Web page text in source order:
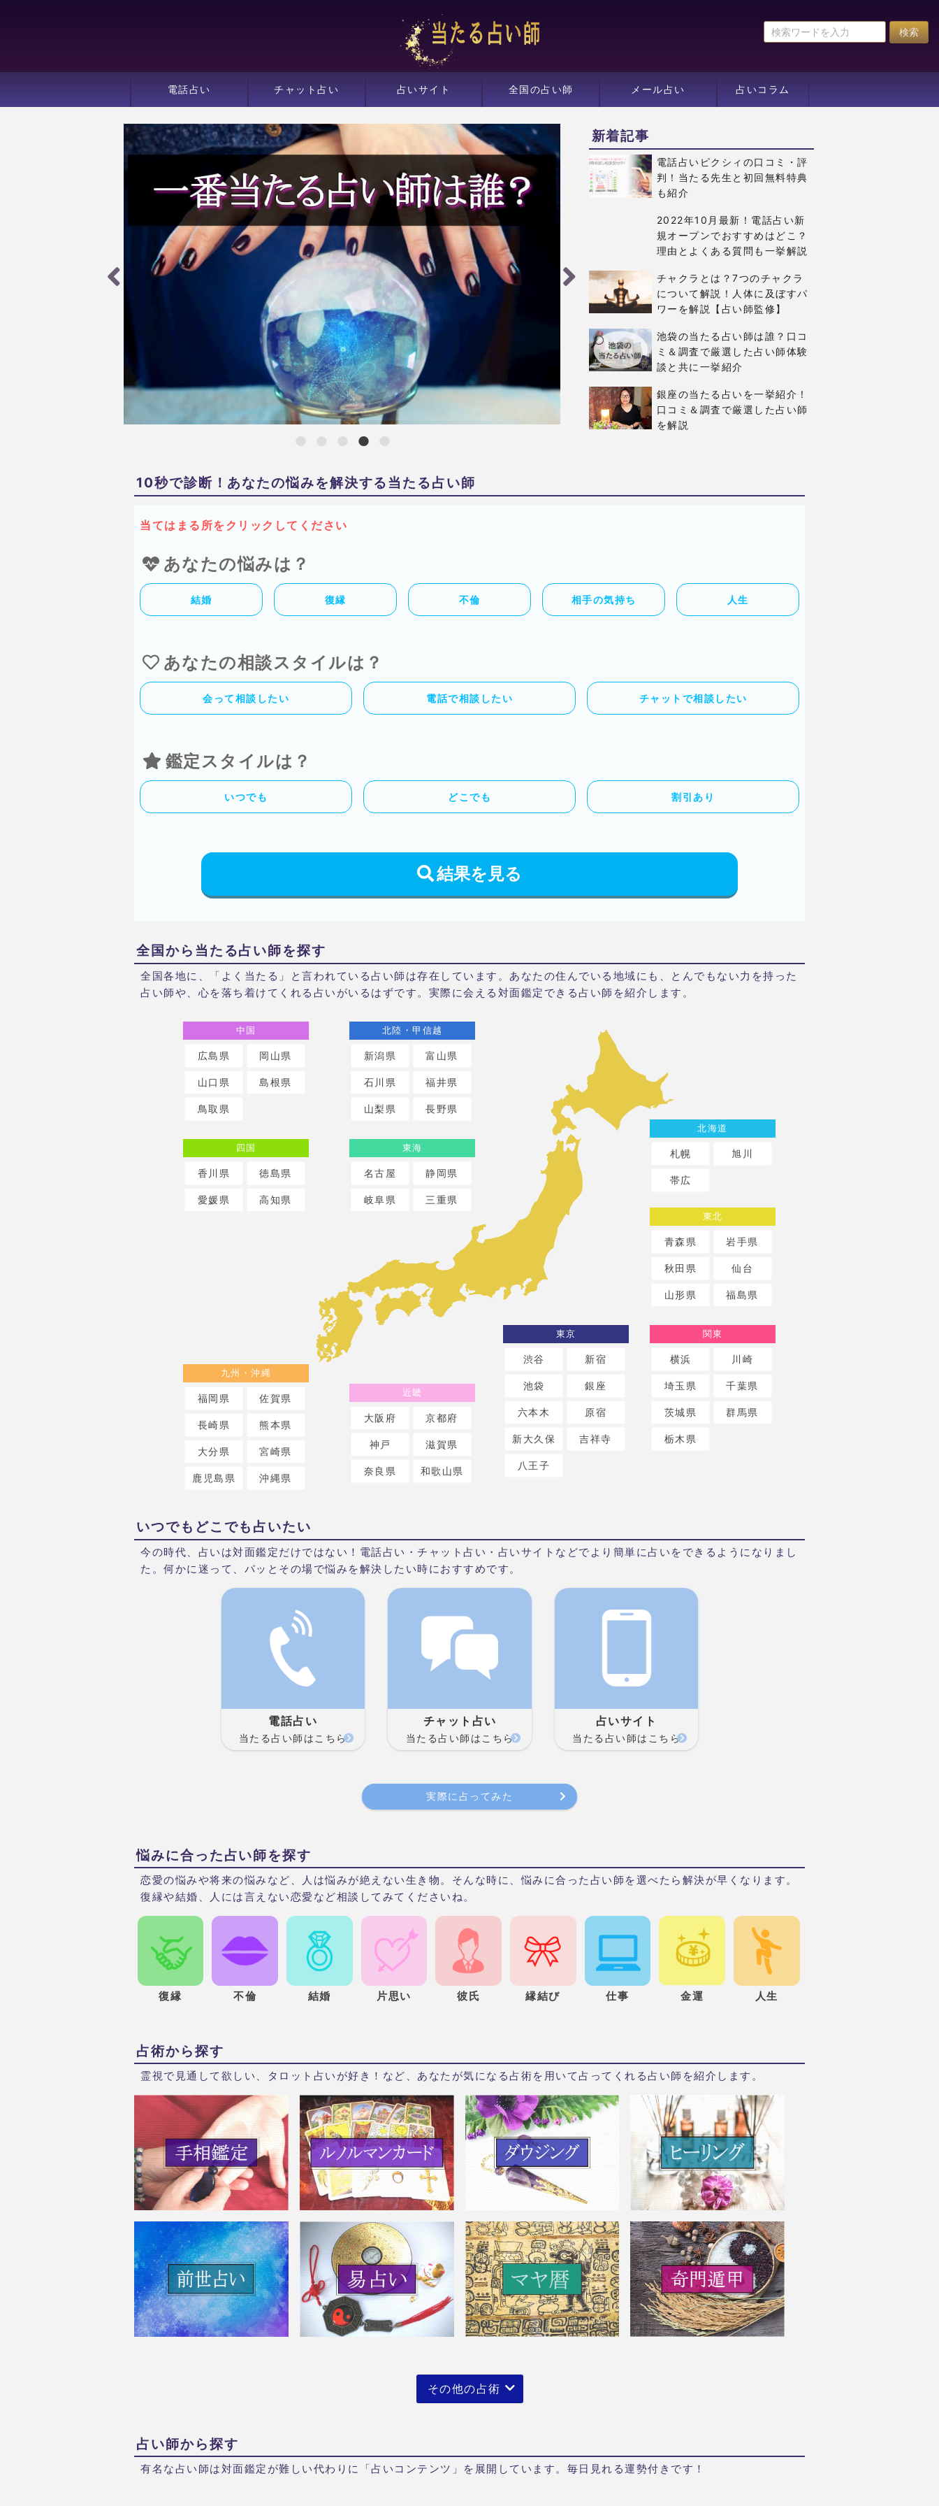
電話占い チャット占い 占いサイト 全国の占い師 メール占い 占いコラム
新着記事
電話占いピクシィの口コミ・評
判！当たる先生と初回無料特典
も紹介
2022年10月最新！電話占い新
規オープンでおすすめはどこ？
理由とよくある質問も一挙解説
チャクラとは？7つのチャクラ
について解説！人体に及ぼすパ
ワーを解説【占い師監修】
池袋の当たる占い師は誰？口コ
ミ＆調査で厳選した占い師体験
談と共に一挙紹介
銀座の当たる占いを一挙紹介！
口コミ＆調査で厳選した占い師
を解説
10秒で診断！あなたの悩みを解決する当たる占い師
当てはまる所をクリックしてください
あなたの悩みは？
結婚 復縁 不倫 相手の気持ち 人生
あなたの相談スタイルは？
会って相談したい 電話で相談したい チャットで相談したい
鑑定スタイルは？
いつでも どこでも 割引あり
結果を見る
全国から当たる占い師を探す
全国各地に、「よく当たる」と言われている占い師は存在しています。あなたの住んでいる地域にも、とんでもない力を持った
占い師や、心を落ち着けてくれる占いがいるはずです。実際に会える対面鑑定できる占い師を紹介します。
北海道
札幌 旭川
帯広
東北
青森県 岩手県
秋田県 仙台
山形県 福島県
北陸・甲信越
新潟県 富山県
石川県 福井県
山梨県 長野県
関東
横浜 川崎
埼玉県 千葉県
茨城県 群馬県
栃木県
東京
渋谷 新宿
池袋 銀座
六本木 原宿
新大久保 吉祥寺
八王子
東海
名古屋 静岡県
岐阜県 三重県
近畿
大阪府 京都府
神戸 滋賀県
奈良県 和歌山県
中国
広島県 岡山県
山口県 島根県
鳥取県
四国
香川県 徳島県
愛媛県 高知県
九州・沖縄
福岡県 佐賀県
長崎県 熊本県
大分県 宮崎県
鹿児島県 沖縄県
いつでもどこでも占いたい
今の時代、占いは対面鑑定だけではない！電話占い・チャット占い・占いサイトなどでより簡単に占いをできるようになりまし
た。何かに迷って、パッとその場で悩みを解決したい時におすすめです。
電話占い
当たる占い師はこちら
チャット占い
当たる占い師はこちら
占いサイト
当たる占い師はこちら
実際に占ってみた
悩みに合った占い師を探す
恋愛の悩みや将来の悩みなど、人は悩みが絶えない生き物。そんな時に、悩みに合った占い師を選べたら解決が早くなります。
復縁や結婚、人には言えない恋愛など相談してみてくださいね。
復縁 不倫 結婚 片思い 彼氏 縁結び 仕事 金運 人生
占術から探す
霊視で見通して欲しい、タロット占いが好き！など、あなたが気になる占術を用いて占ってくれる占い師を紹介します。
その他の占術
占い師から探す
有名な占い師は対面鑑定が難しい代わりに「占いコンテンツ」を展開しています。毎日見れる運勢付きです！